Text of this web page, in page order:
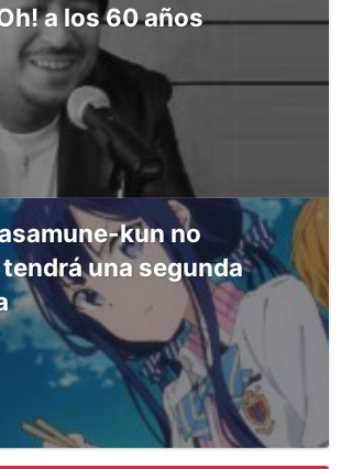
a los 60 años
kun no
una segunda